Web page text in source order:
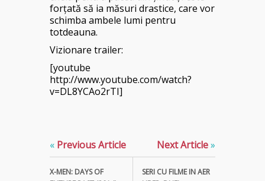
forţată să ia măsuri drastice, care vor
schimba ambele lumi pentru
totdeauna.
Vizionare trailer:
[youtube
http://www.youtube.com/watch?
v=DL8YCAo2rTI]
« Previous Article
X-MEN: DAYS OF
Next Article»
SERI CU FILME IN AER